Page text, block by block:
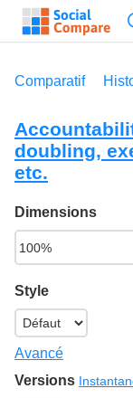
Comparatif
doubling,
etc.
Dimensions
Style
Avancé
Versions